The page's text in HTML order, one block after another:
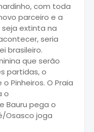
com toda
parceiro e a
extinta na
seria
brasileiro.
que serão
partidas, o
Pinheiros. O Praia
o
Bauru pega o
Osasco joga